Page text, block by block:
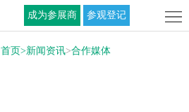
成为参展商 参观登记
首页>新闻资讯>合作媒体